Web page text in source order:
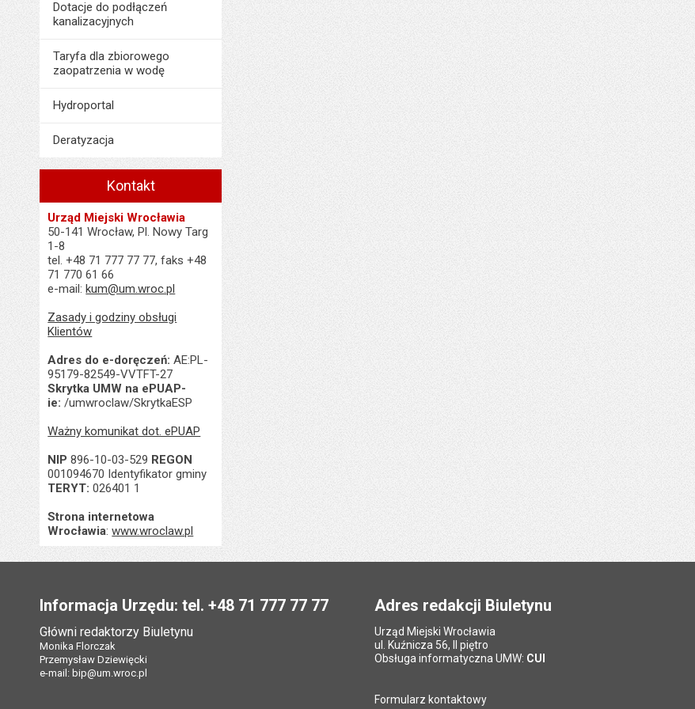
Dotacje do podłączeń
kanalizacyjnych
Taryfa dla zbiorowego
zaopatrzenia w wodę
Hydroportal
Deratyzacja
Kontakt
Urząd Miejski Wrocławia
50-141 Wrocław, Pl. Nowy Targ
1-8
tel. +48 71 777 77 77, faks +48
71 770 61 66
e-mail:kum@um.wroc.pl
Zasady i godziny obsługi
Klientów
Adres do e-doręczeń: AE:PL-
95179-82549-VVTFT-27
Skrytka UMW na ePUAP-
ie: /umwroclaw/SkrytkaESP
Ważny komunikat dot. ePUAP
NIP 896-10-03-529 REGON
001094670 Identyfikator gminy
TERYT: 026401 1
Strona internetowa
Wrocławia:www.wroclaw.pl
Informacja Urzędu: tel. +48 71 777 77 77
Główni redaktorzy Biuletynu
Monika Florczak
Przemysław Dziewięcki
e-mail: bip@um.wroc.pl
Adres redakcji Biuletynu
Urząd Miejski Wrocławia
ul. Kuźnicza 56, II piętro
Obsługa informatyczna UMW: CUI
Formularz kontaktowy